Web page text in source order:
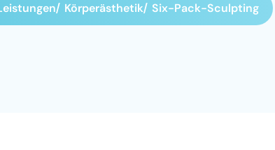
Körperästhetik Six-Pack-Sculpting